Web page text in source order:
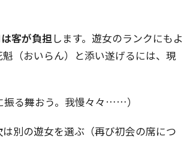
客が負担します。遊女のランクにもよ
（おいらん）と添い遂げるには、現
る舞おう。我慢々々……）
別の遊女を選ぶ（再び初会の席につ